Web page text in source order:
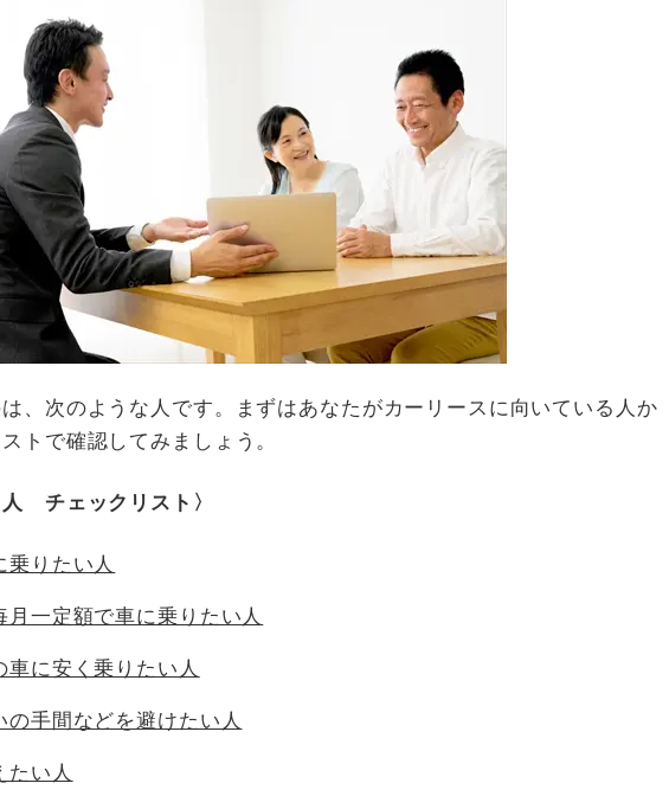
、次のような人です。まずはあなたがカーリースに向いている人か
トで確認してみましょう。
人 チェックリスト〉
りたい人
一定額で車に乗りたい人
に安く乗りたい人
手間などを避けたい人
たい人